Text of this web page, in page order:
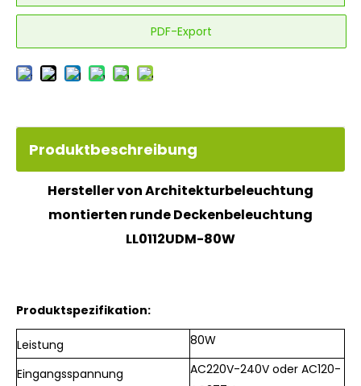
PDF-Export
Produktbeschreibung
Hersteller von Architekturbeleuchtung
montierten runde Deckenbeleuchtung
LL0112UDM-80W
Produktspezifikation:
Leistung 80W
Eingangsspannung
AC220V-240V oder AC120-